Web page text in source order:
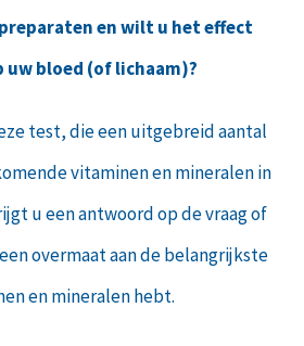
en wilt u het effect
uw bloed (of lichaam)?
test, die een uitgebreid aantal
vitaminen en mineralen in
u een antwoord op de vraag of
overmaat aan de belangrijkste
en mineralen hebt.